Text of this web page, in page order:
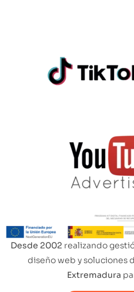
Desde 2002 realizando
diseño web y soluciones
Extremadura